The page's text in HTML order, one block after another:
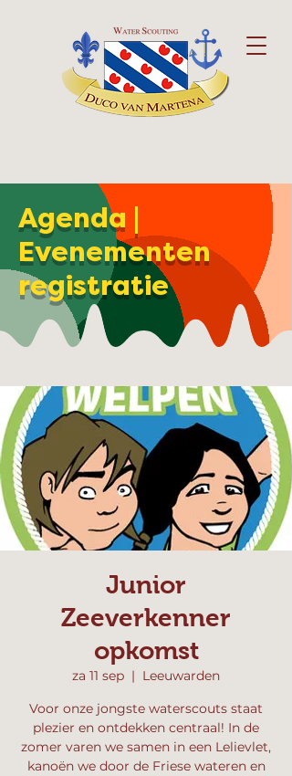
Agenda |
Evenementen
registratie
Junior
Zeeverkenner
opkomst
za 11 sep
  |
Leeuwarden
Voor onze jongste waterscouts staat
plezier en ontdekken centraal! In de
zomer varen we samen in een Lelievlet,
kanoën we door de Friese wateren en